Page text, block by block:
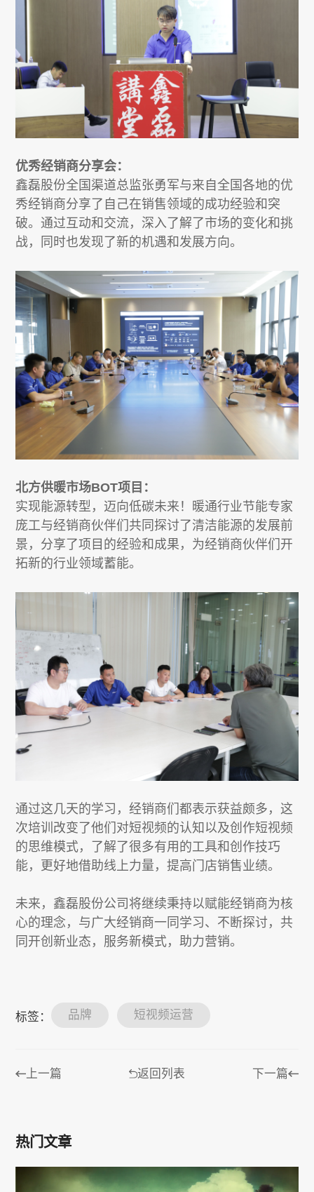
优秀经销商分享会：
鑫磊股份全国渠道总监张勇军与来自全国各地的优
秀经销商分享了自己在销售领域的成功经验和突
破。通过互动和交流，深入了解了市场的变化和挑
战，同时也发现了新的机遇和发展方向。
北方供暖市场BOT项目：
实现能源转型，迈向低碳未来！暖通行业节能专家
庞工与经销商伙伴们共同探讨了清洁能源的发展前
景，分享了项目的经验和成果，为经销商伙伴们开
拓新的行业领域蓄能。
通过这几天的学习，经销商们都表示获益颇多，这
次培训改变了他们对短视频的认知以及创作短视频
的思维模式，了解了很多有用的工具和创作技巧
能，更好地借助线上力量，提高门店销售业绩。
未来，鑫磊股份公司将继续秉持以赋能经销商为核
心的理念，与广大经销商一同学习、不断探讨，共
同开创新业态，服务新模式，助力营销。
标签： 品牌 短视频运营
上一篇 返回列表 下一篇
热门文章